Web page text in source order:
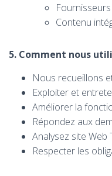
Contenu
5. Comment nous
Nous recueillons
Exploiter et
Améliorer la
Répondez aux
Analysez site Web
Respecter les